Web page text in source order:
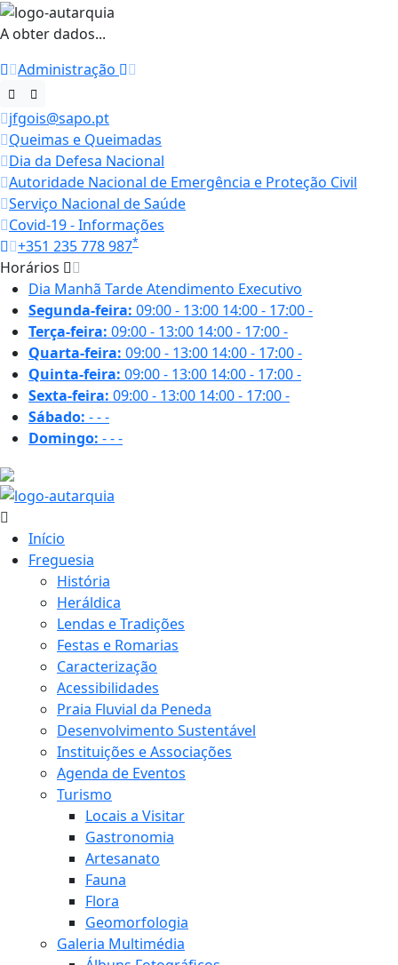
A obter dados...
Administração
jfgois@sapo.pt
Queimas e Queimadas
Dia da Defesa Nacional
Autoridade Nacional de Emergência e Proteção Civil
Serviço Nacional de Saúde
Covid-19 - Informações
+351 235 778 987*
Horários
Dia Manhã TardeAtendimento Executivo
Segunda-feira: 09:00 - 13:00 14:00 - 17:00-
Terça-feira: 09:00 - 13:00 14:00 - 17:00-
Quarta-feira: 09:00 - 13:00 14:00 - 17:00-
Quinta-feira: 09:00 - 13:00 14:00 - 17:00-
Sexta-feira: 09:00 - 13:00 14:00 - 17:00-
Sábado: ---
Domingo: ---
Início
Freguesia
História
Heráldica
Lendas e Tradições
Festas e Romarias
Caracterização
Acessibilidades
Praia Fluvial da Peneda
Desenvolvimento Sustentável
Instituições e Associações
Agenda de Eventos
Turismo
Locais a Visitar
Gastronomia
Artesanato
Fauna
Flora
Geomorfologia
Galeria Multimédia